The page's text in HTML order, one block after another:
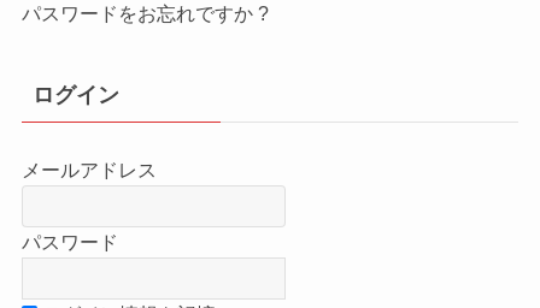
パスワードをお忘れですか ?
ログイン
メールアドレス
パスワード